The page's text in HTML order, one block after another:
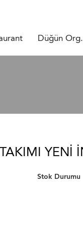
Düğün Org.
YENI
Stok Durumu